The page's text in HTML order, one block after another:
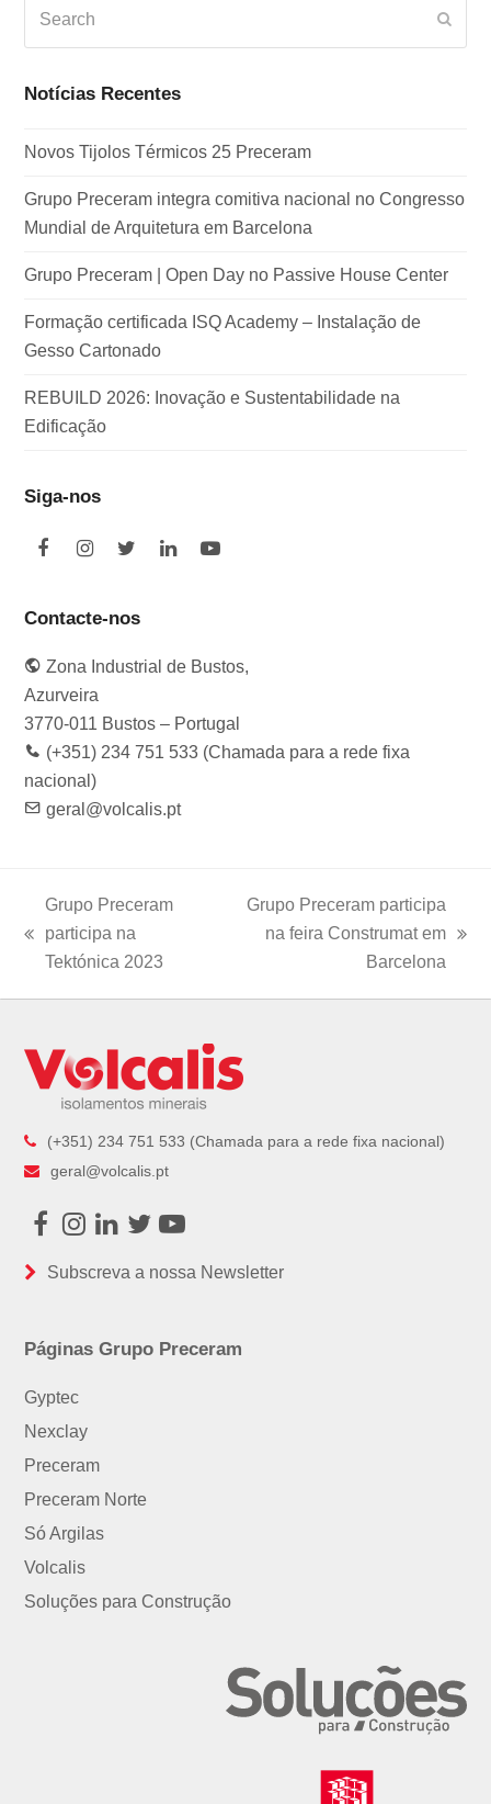
Notícias Recentes
Novos Tijolos Térmicos 25 Preceram
Grupo Preceram integra comitiva nacional no Congresso
Mundial de Arquitetura em Barcelona
Grupo Preceram | Open Day no Passive House Center
Formação certificada ISQ Academy – Instalação de
Gesso Cartonado
REBUILD 2026: Inovação e Sustentabilidade na
Edificação
Siga-nos
F
e
o
o
k
I
t
g
r
a
m
T
t
e
r
L
d
I
Y
e
Contacte-nos
Zona Industrial de Bustos,
Azurveira
3770-011 Bustos – Portugal
(+351) 234 751 533 (Chamada para a rede fixa
nacional)
geral@volcalis.pt
previous
Grupo Preceram
participa na
Tektónica 2023
Grupo Preceram participa
na feira Construmat em
Barcelona
(+351) 234 751 533 (Chamada para a rede fixa nacional)
geral@volcalis.pt
Facebook
Instagram
LinkedIn
TwitterYoutube
Subscreva a nossa Newsletter
Páginas Grupo Preceram
Gyptec
Nexclay
Preceram
Preceram Norte
Só Argilas
Volcalis
Soluções para Construção